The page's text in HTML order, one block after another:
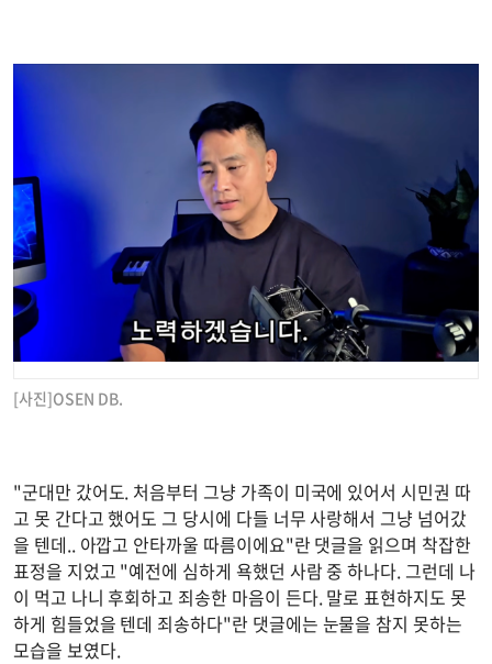
[사진]OSEN DB.
"군대만 갔어도. 처음부터 그냥 가족이 미국에 있어서 시민권 따
고 못 간다고 했어도 그 당시에 다들 너무 사랑해서 그냥 넘어갔
을 텐데.. 아깝고 안타까울 따름이에요"란 댓글을 읽으며 착잡한
표정을 지었고 "예전에 심하게 욕했던 사람 중 하나다. 그런데 나
이 먹고 나니 후회하고 죄송한 마음이 든다. 말로 표현하지도 못
하게 힘들었을 텐데 죄송하다"란 댓글에는 눈물을 참지 못하는
모습을 보였다.